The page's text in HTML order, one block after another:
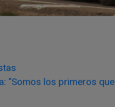
"Somos los primeros que